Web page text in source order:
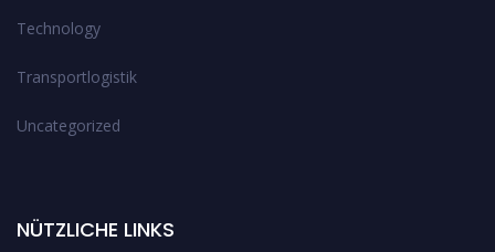
Technology
Transportlogistik
Uncategorized
NÜTZLICHE LINKS